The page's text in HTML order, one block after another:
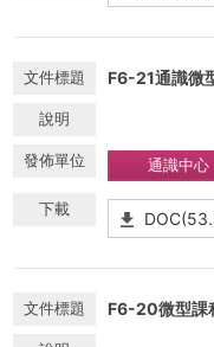
F6-21通識微
通識中心
F6-20微型課